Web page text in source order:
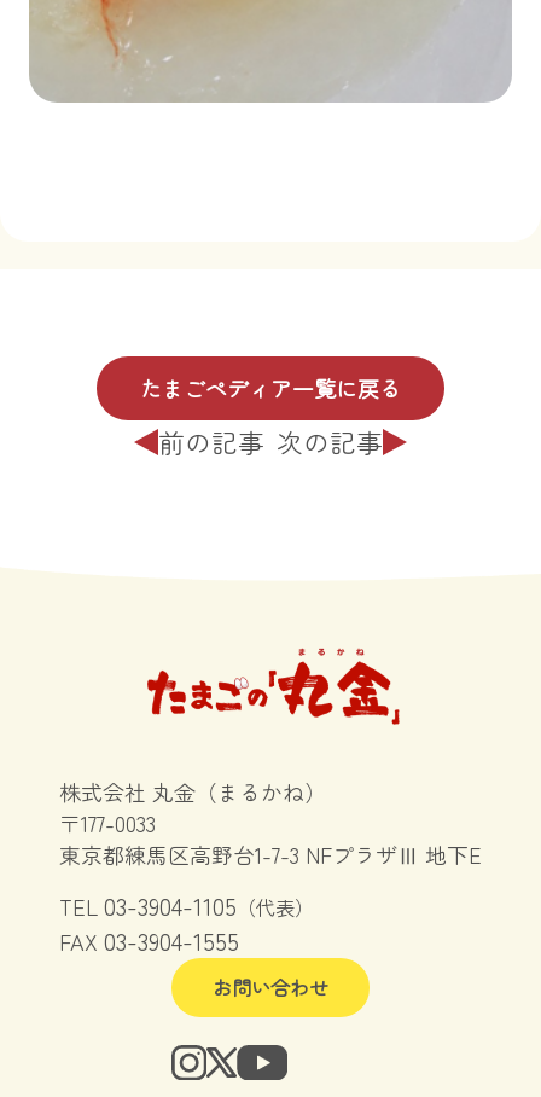
前の記事
たまごペディア一覧に戻る
次の記事
株式会社 丸金（まるかね）
〒177-0033
東京都練馬区高野台1-7-3 NFプラザⅢ 地下E
TEL 03-3904-1105 （代表）
FAX 03-3904-1555
お問い合わせ